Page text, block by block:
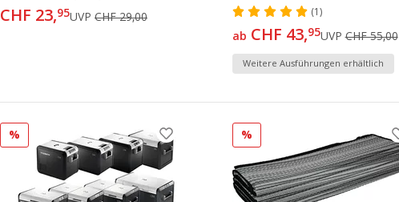
CHF 23,95UVPCHF 29,00 (1)
ab CHF 43,95UVPCHF 55,00
Weitere Ausführungen erhältlich
% %